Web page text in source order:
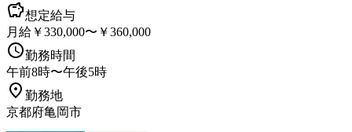
想定給与
月給￥330,000〜￥360,000
勤務時間
午前8時〜午後5時
勤務地
京都府亀岡市